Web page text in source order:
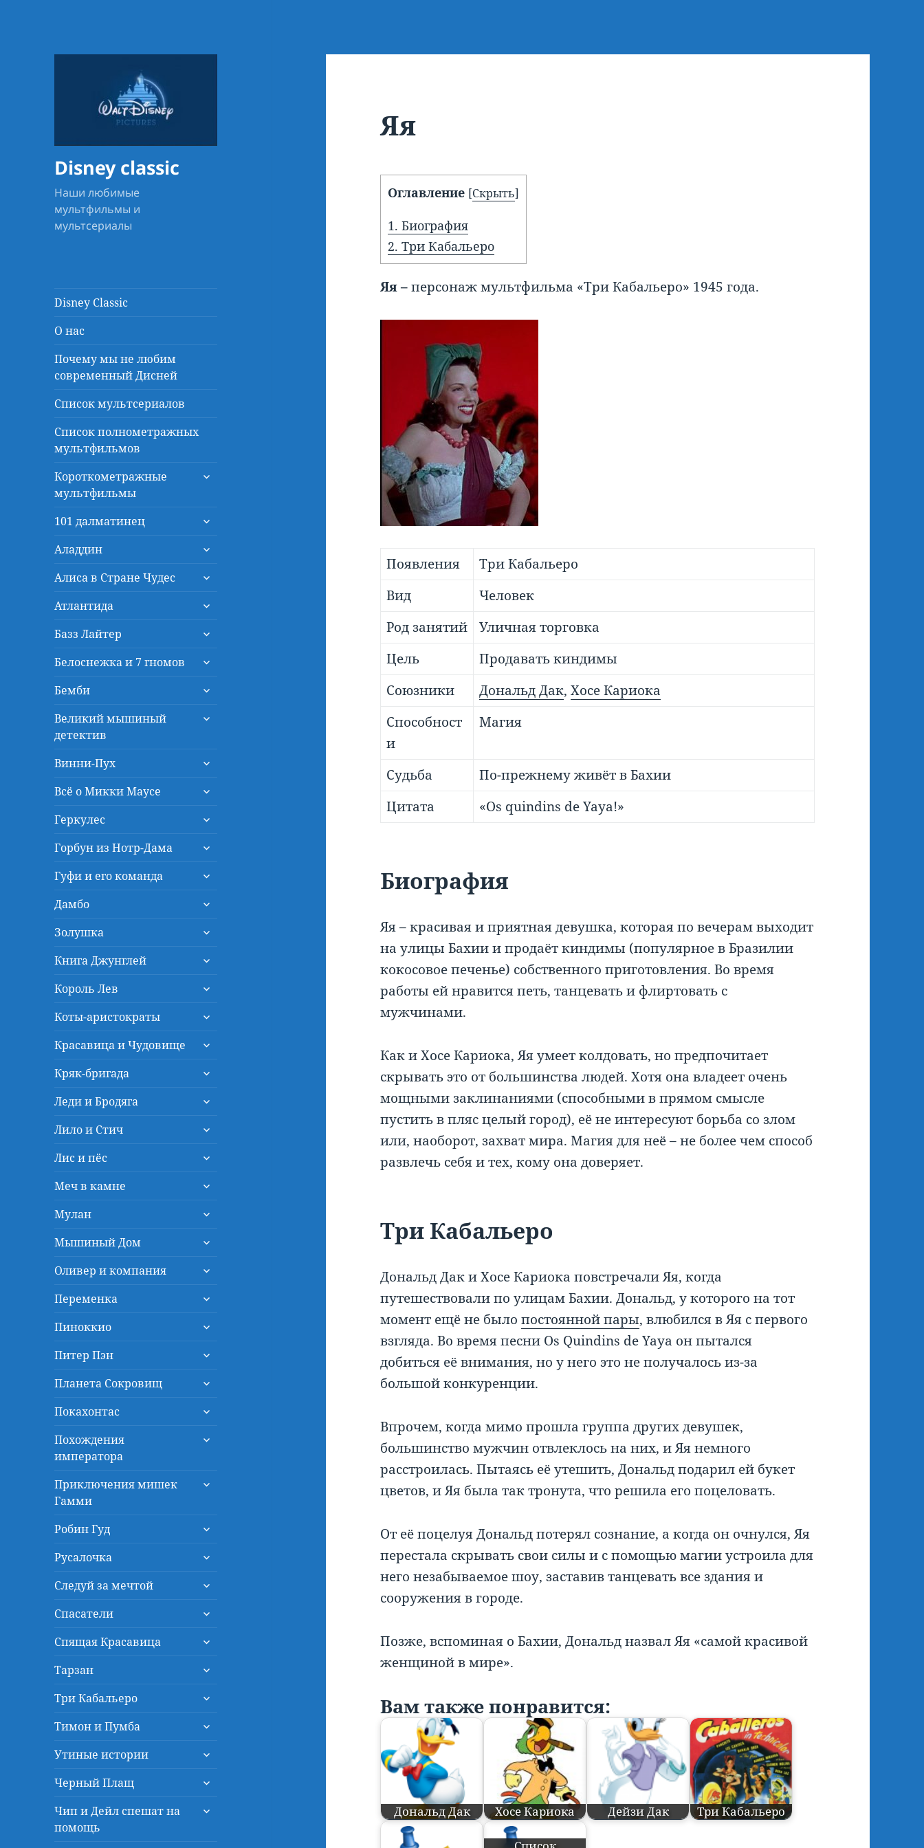
Disney classic
Наши любимые
мультфильмы и
мультсериалы
Disney Classic
О нас
Почему мы не любим
современный Дисней
Список мультсериалов
Список полнометражных
мультфильмов
Короткометражные
мультфильмы
раскрыть
101 далматинец
раскрыть
меню
Аладдин
раскрыть
меню
Алиса в Стране Чудес
раскрыть
меню
Атлантида
раскрыть
меню
Базз Лайтер
раскрыть
меню
Белоснежка и 7 гномов
раскрыть
меню
Бемби
раскрыть
меню
Великий мышиный
детектив
раскрыть
Винни-Пух
раскрыть
меню
Всё о Микки Маусе
раскрыть
меню
Геркулес
раскрыть
меню
Горбун из Нотр-Дама
раскрыть
меню
Гуфи и его команда
раскрыть
меню
Дамбо
раскрыть
меню
Золушка
раскрыть
меню
Книга Джунглей
раскрыть
меню
Король Лев
раскрыть
меню
Коты-аристократы
раскрыть
меню
Красавица и Чудовище
раскрыть
меню
Кряк-бригада
раскрыть
меню
Леди и Бродяга
раскрыть
меню
Лило и Стич
раскрыть
меню
Лис и пёс
раскрыть
меню
Меч в камне
раскрыть
меню
Мулан
раскрыть
меню
Мышиный Дом
раскрыть
меню
Оливер и компания
раскрыть
меню
Переменка
раскрыть
меню
Пиноккио
раскрыть
меню
Питер Пэн
раскрыть
меню
Планета Сокровищ
раскрыть
меню
Покахонтас
раскрыть
меню
Похождения
императора
раскрыть
Приключения мишек
Гамми
раскрыть
Робин Гуд
раскрыть
меню
Русалочка
раскрыть
меню
Следуй за мечтой
раскрыть
меню
Спасатели
раскрыть
меню
Спящая Красавица
раскрыть
меню
Тарзан
раскрыть
меню
Три Кабальеро
раскрыть
меню
Тимон и Пумба
раскрыть
меню
Утиные истории
раскрыть
меню
Черный Плащ
раскрыть
меню
Чип и Дейл спешат на
помощь
раскрыть
Яя
Оглавление [Скрыть]
1. Биография
2. Три Кабальеро
Яя –персонаж мультфильма «Три Кабальеро» 1945 года.
Появления
Три Кабальеро
Вид
Человек
Род занятий
Уличная торговка
Цель
Продавать киндимы
Союзники
Дональд Дак, Хосе Кариока
Способност
и
Магия
Судьба
По-прежнему живёт в Бахии
Цитата
«Os quindins de Yaya!»
Биография
Яя – красивая и приятная девушка, которая по вечерам выходит
на улицы Бахии и продаёт киндимы (популярное в Бразилии
кокосовое печенье) собственного приготовления. Во время
работы ей нравится петь, танцевать и флиртовать с
мужчинами.
Как и Хосе Кариока, Яя умеет колдовать, но предпочитает
скрывать это от большинства людей. Хотя она владеет очень
мощными заклинаниями (способными в прямом смысле
пустить в пляс целый город), её не интересуют борьба со злом
или, наоборот, захват мира. Магия для неё – не более чем способ
развлечь себя и тех, кому она доверяет.
Три Кабальеро
Дональд Дак и Хосе Кариока повстречали Яя, когда
путешествовали по улицам Бахии. Дональд, у которого на тот
момент ещё не былопостоянной пары, влюбился в Яя с первого
взгляда. Во время песни Os Quindins de Yaya он пытался
добиться её внимания, но у него это не получалось из-за
большой конкуренции.
Впрочем, когда мимо прошла группа других девушек,
большинство мужчин отвлеклось на них, и Яя немного
расстроилась. Пытаясь её утешить, Дональд подарил ей букет
цветов, и Яя была так тронута, что решила его поцеловать.
От её поцелуя Дональд потерял сознание, а когда он очнулся, Яя
перестала скрывать свои силы и с помощью магии устроила для
него незабываемое шоу, заставив танцевать все здания и
сооружения в городе.
Позже, вспоминая о Бахии, Дональд назвал Яя «самой красивой
женщиной в мире».
Вам также понравится:
Дональд Дак Хосе Кариока Дейзи Дак Три Кабальеро